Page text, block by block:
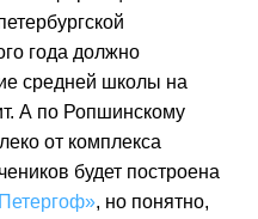
года должно
средней школы на
А по Ропшинскому
от комплекса
будет построена
, но понятно,